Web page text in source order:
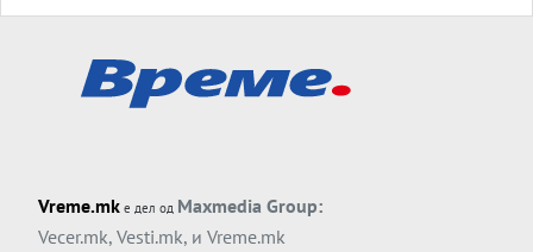
Tема
ОД ШАХЕД ДО СВЕТСКА ВОЈНА?
Обвинувањето кон Русија го поврзува
Vreme.mk е дел од Maxmedia Group:
Vecer.mk, Vesti.mk, и Vreme.mk